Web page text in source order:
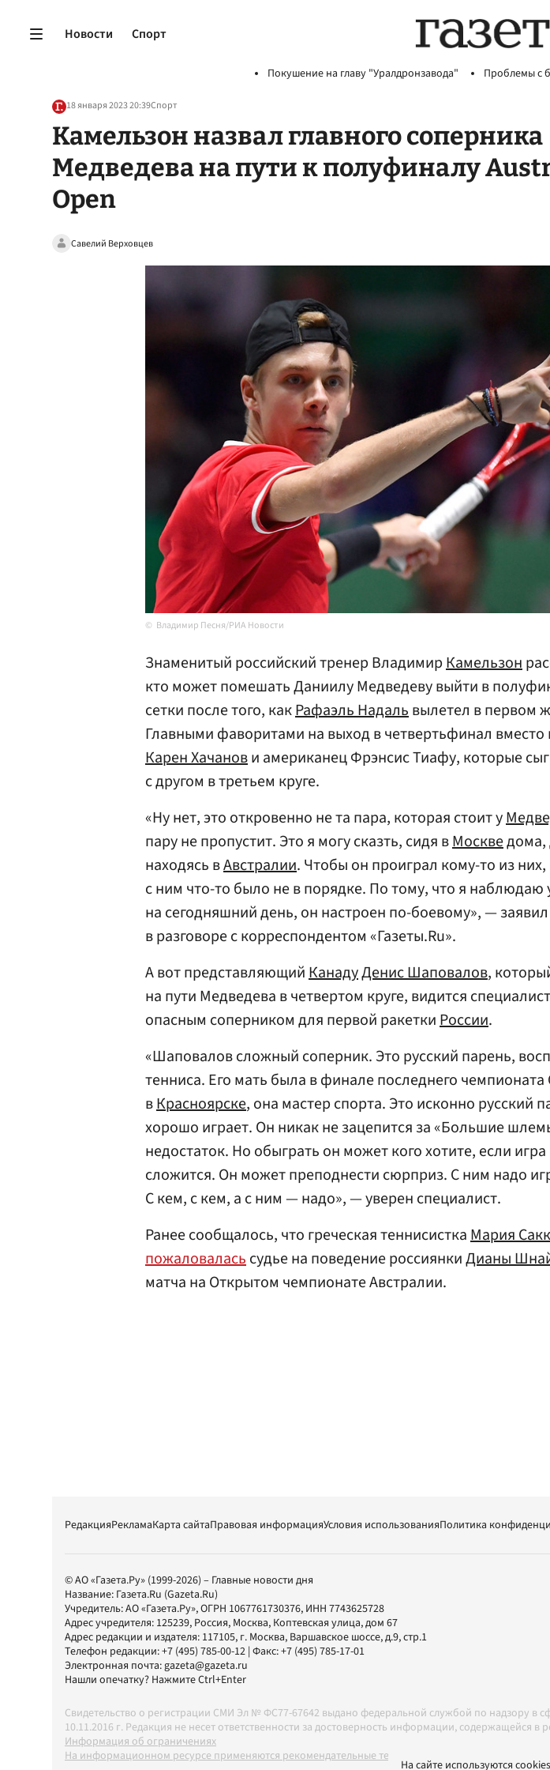
Новости Спорт
Покушение на главу "Уралдронзавода" Проблемы с
18 января 2023 20:39Спорт
Камельзон назвал главного соперника
Медведева на пути к полуфиналу
Open
Савелий Верховцев
Владимир Песня/РИА Новости
Знаменитый российский тренер ВладимирКамельзон
кто может помешать Даниилу Медведеву выйти в
сетки после того, какРафаэль Надальвылетел в первом
Главными фаворитами на выход в четвертьфинал вместо
Карен Хачанови американец Фрэнсис Тиафу, которые
с другом в третьем круге.
«Ну нет, это откровенно не та пара, которая стоит у
пару не пропустит. Это я могу сказть, сидя вМоскведома,
находясь вАвстралии. Чтобы он проиграл кому-то из
с ним что-то было не в порядке. По тому, что я наблюдаю
на сегодняшний день, он настроен по-боевому», —
в разговоре с корреспондентом «Газеты.Ru».
А вот представляющийКанадуДенис Шаповалов,
на пути Медведева в четвертом круге, видится
опасным соперником для первой ракеткиРоссии.
«Шаповалов сложный соперник. Это русский парень,
тенниса. Его мать была в финале последнего чемпионата
вКрасноярске, она мастер спорта. Это исконно русский
хорошо играет. Он никак не зацепится за «Большие
недостаток. Но обыграть он может кого хотите, если
сложится. Он может преподнести сюрприз. С ним надо
С кем, с кем, а с ним — надо», — уверен специалист.
Ранее сообщалось, что греческая теннисисткаМария
пожаловаласьсудье на поведение россиянкиДианы
матча на Открытом чемпионате Австралии.
РедакцияРекламаКарта сайтаПравовая информацияУсловия использованияПолитика
© АО «Газета.Ру» (1999-2026) – Главные новости дня
Название: Газета.Ru (Gazeta.Ru)
Учредитель:АО «Газета.Ру», ОГРН 1067761730376, ИНН 7743625728
Адрес учредителя: 125239, Россия, Москва, Коптевская улица, дом 67
Адрес редакции и издателя: 117105, г. Москва, Варшавское шоссе, д.9, стр.1
Телефон редакции:+7 (495) 785-00-12 | Факс:+7 (495) 785-17-01
Электронная почта:gazeta@gazeta.ru
Нашли опечатку? Нажмите Ctrl+Enter
Свидетельство о регистрации СМИ Эл № ФС77-67642 выдано федеральной службой по надзору
10.11.2016 г. Редакция не несет ответственности за достоверность информации, содержащейся
Информация об ограничениях
На информационном ресурсе применяются рекомендательные технологии в соответствии с
На сайте используются